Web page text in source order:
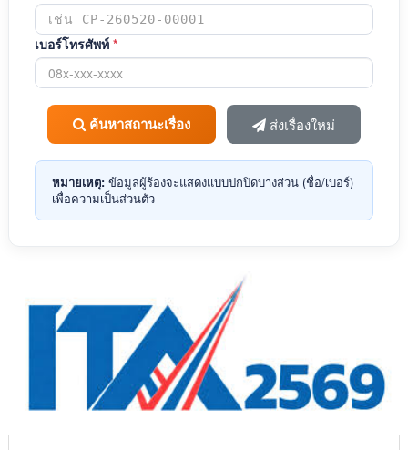
เบอร์โทรศัพท์ *
ค้นหาสถานะเรื่อง ส่งเรื่องใหม่
หมายเหตุ: ข้อมูลผู้ร้องจะแสดงแบบปกปิดบางส่วน (ชื่อ/เบอร์)
เพื่อความเป็นส่วนตัว